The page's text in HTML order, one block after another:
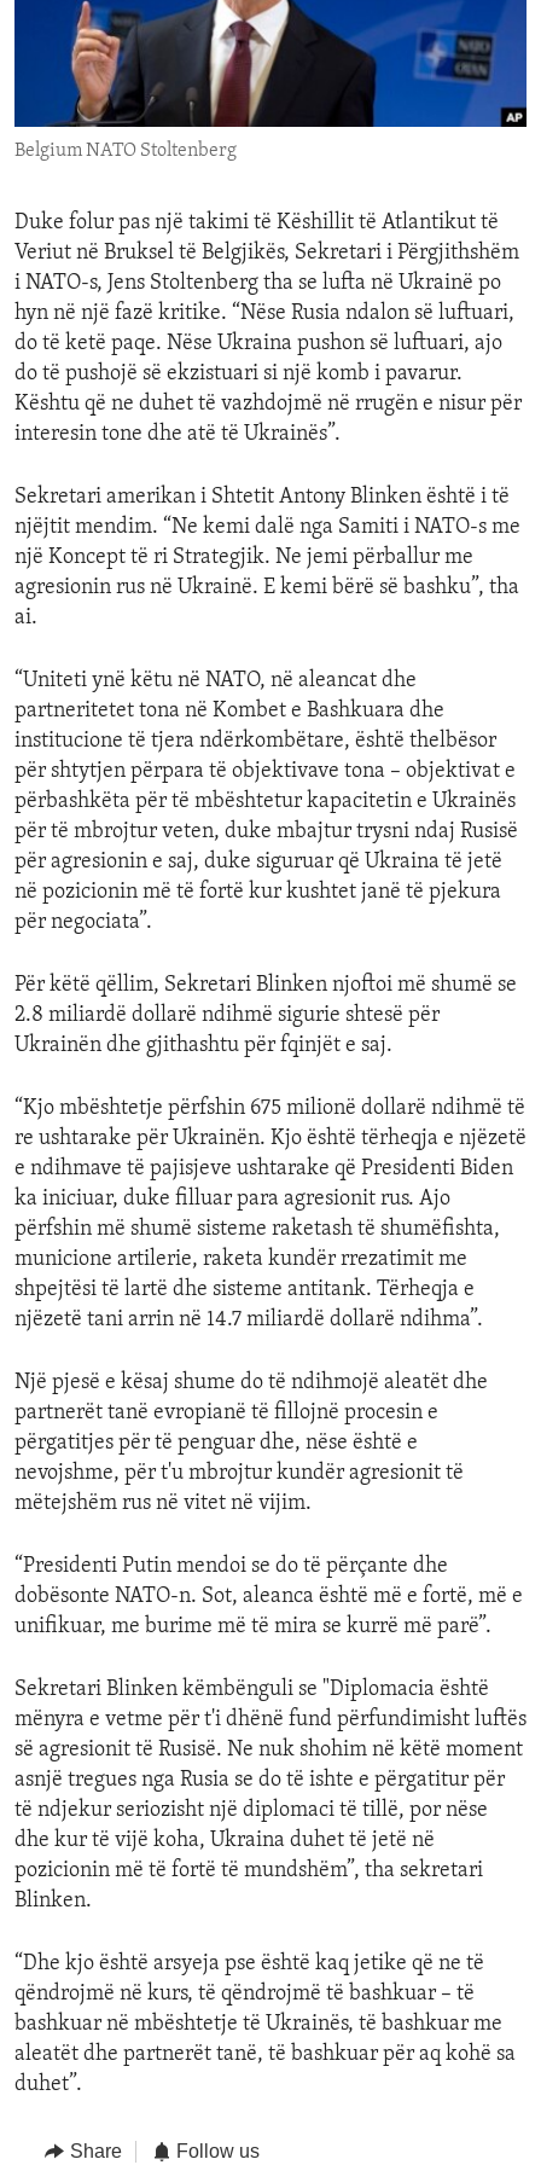
ENVIRONMENT AND HEALTH
IDEALS AND INSTITUTIONS
Belgium NATO Stoltenberg
Duke folur pas një takimi të Këshillit të Atlantikut të
Veriut në Bruksel të Belgjikës, Sekretari i Përgjithshëm
i NATO-s, Jens Stoltenberg tha se lufta në Ukrainë po
hyn në një fazë kritike. “Nëse Rusia ndalon së luftuari,
do të ketë paqe. Nëse Ukraina pushon së luftuari, ajo
do të pushojë së ekzistuari si një komb i pavarur.
Kështu që ne duhet të vazhdojmë në rrugën e nisur për
interesin tone dhe atë të Ukrainës”.
Sekretari amerikan i Shtetit Antony Blinken është i të
njëjtit mendim. “Ne kemi dalë nga Samiti i NATO-s me
një Koncept të ri Strategjik. Ne jemi përballur me
agresionin rus në Ukrainë. E kemi bërë së bashku”, tha
ai.
“Uniteti ynë këtu në NATO, në aleancat dhe
partneritetet tona në Kombet e Bashkuara dhe
institucione të tjera ndërkombëtare, është thelbësor
për shtytjen përpara të objektivave tona – objektivat e
përbashkëta për të mbështetur kapacitetin e Ukrainës
për të mbrojtur veten, duke mbajtur trysni ndaj Rusisë
për agresionin e saj, duke siguruar që Ukraina të jetë
në pozicionin më të fortë kur kushtet janë të pjekura
për negociata”.
Për këtë qëllim, Sekretari Blinken njoftoi më shumë se
2.8 miliardë dollarë ndihmë sigurie shtesë për
Ukrainën dhe gjithashtu për fqinjët e saj.
“Kjo mbështetje përfshin 675 milionë dollarë ndihmë të
re ushtarake për Ukrainën. Kjo është tërheqja e njëzetë
e ndihmave të pajisjeve ushtarake që Presidenti Biden
ka iniciuar, duke filluar para agresionit rus. Ajo
përfshin më shumë sisteme raketash të shumëfishta,
municione artilerie, raketa kundër rrezatimit me
shpejtësi të lartë dhe sisteme antitank. Tërheqja e
njëzetë tani arrin në 14.7 miliardë dollarë ndihma”.
Një pjesë e kësaj shume do të ndihmojë aleatët dhe
partnerët tanë evropianë të fillojnë procesin e
përgatitjes për të penguar dhe, nëse është e
nevojshme, për t'u mbrojtur kundër agresionit të
mëtejshëm rus në vitet në vijim.
“Presidenti Putin mendoi se do të përçante dhe
dobësonte NATO-n. Sot, aleanca është më e fortë, më e
unifikuar, me burime më të mira se kurrë më parë”.
Sekretari Blinken këmbënguli se "Diplomacia është
mënyra e vetme për t'i dhënë fund përfundimisht luftës
së agresionit të Rusisë. Ne nuk shohim në këtë moment
asnjë tregues nga Rusia se do të ishte e përgatitur për
të ndjekur seriozisht një diplomaci të tillë, por nëse
dhe kur të vijë koha, Ukraina duhet të jetë në
pozicionin më të fortë të mundshëm”, tha sekretari
Blinken.
“Dhe kjo është arsyeja pse është kaq jetike që ne të
qëndrojmë në kurs, të qëndrojmë të bashkuar – të
bashkuar në mbështetje të Ukrainës, të bashkuar me
aleatët dhe partnerët tanë, të bashkuar për aq kohë sa
duhet”.
Share Follow us